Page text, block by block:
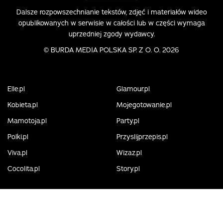
Dalsze rozpowszechnianie tekstów, zdjęć i materiałów wideo
opublikowanych w serwisie w całości lub w części wymaga
uprzedniej zgody wydawcy.
© BURDA MEDIA POLSKA SP. Z O. O. 2026
Elle.pl
Glamour.pl
Kobieta.pl
Mojegotowanie.pl
Mamotoja.pl
Party.pl
Polki.pl
Przyslijprzepis.pl
Viva.pl
Wizaz.pl
Cocolita.pl
Story.pl